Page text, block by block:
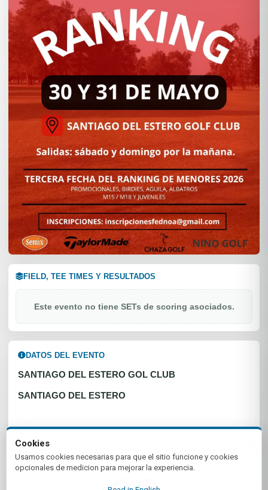
FIELD, TEE TIMES Y RESULTADOS
Este evento no tiene SETs de scoring asociados.
DATOS DEL EVENTO
SANTIAGO DEL ESTERO GOL CLUB
SANTIAGO DEL ESTERO
Cookies
Usamos cookies necesarias para que el sitio funcione y cookies
opcionales de medicion para mejorar la experiencia.